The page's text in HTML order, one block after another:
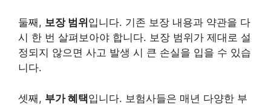
둘째, 보장 범위 입니다. 기존 보장 내용과 약관을 다
시 한 번 살펴보아야 합니다. 보장 범위가 제대로 설
정되지 않으면 사고 발생 시 큰 손실을 입을 수 있습
니다.
셋째, 부가 혜택입니다. 보험사들은 매년 다양한 부